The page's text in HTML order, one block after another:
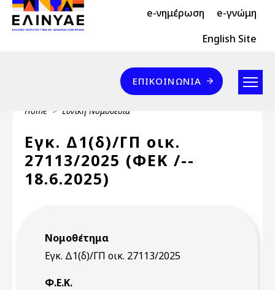
Skip to main content
Header Top 2 e-νημέρωση e-γνώμη
Header Top English Site
Επικοινωνία
ΕΠΙΚΟΙΝΩΝΊΑ
Breadcrumb
Home Εθνική Νομοθεσία
Εγκ. Δ1(δ)/ΓΠ οικ.
27113/2025 (ΦΕΚ /--
18.6.2025)
Νομοθέτημα
Εγκ. Δ1(δ)/ΓΠ οικ. 27113/2025
Φ.Ε.Κ.